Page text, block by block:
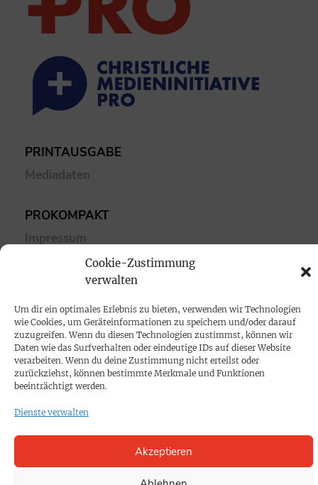
Cookie-Zustimmung
verwalten
Um dir ein optimales Erlebnis zu bieten, verwenden wir Technologien
wie Cookies, um Geräteinformationen zu speichern und/oder darauf
zuzugreifen. Wenn du diesen Technologien zustimmst, können wir
Daten wie das Surfverhalten oder eindeutige IDs auf dieser Website
verarbeiten. Wenn du deine Zustimmung nicht erteilst oder
zurückziehst, können bestimmte Merkmale und Funktionen
beeinträchtigt werden.
Dienste verwalten
Akzeptieren
PRINTAUSGABE
Mediadaten
PROKOMPAKT
Impressum
Datenschutz
KONTAKT
Cookie-Richtlinie